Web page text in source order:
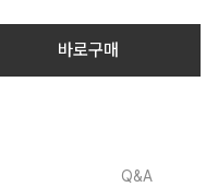
바로구매
Q&A